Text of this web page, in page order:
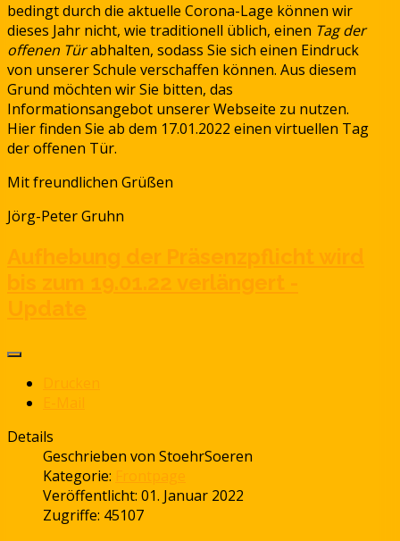
bedingt durch die aktuelle Corona-Lage können wir
dieses Jahr nicht, wie traditionell üblich, einen Tag der
offenen Türabhalten, sodass Sie sich einen Eindruck
von unserer Schule verschaffen können. Aus diesem
Grund möchten wir Sie bitten, das
Informationsangebot unserer Webseite zu nutzen.
Hier finden Sie ab dem 17.01.2022 einen virtuellen Tag
der offenen Tür.
Mit freundlichen Grüßen
Jörg-Peter Gruhn
Details
Geschrieben von StoehrSoeren
Kategorie:
Veröffentlicht: 01. Januar 2022
Zugriffe: 45107